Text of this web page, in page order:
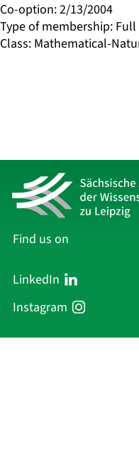
Co-option:2/13/2004
Type of membership: Full
Class: Mathematical-
Find us on
LinkedIn
Instagram